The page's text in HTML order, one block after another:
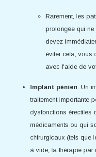
Rarement, les
prolongée qui
devez
éviter cela, vous
avec l'aide de
Implant pénien. Un
traitement importante
dysfonctions érectiles
médicaments ou qui
chirurgicaux (tels que
à vide, la thérapie par